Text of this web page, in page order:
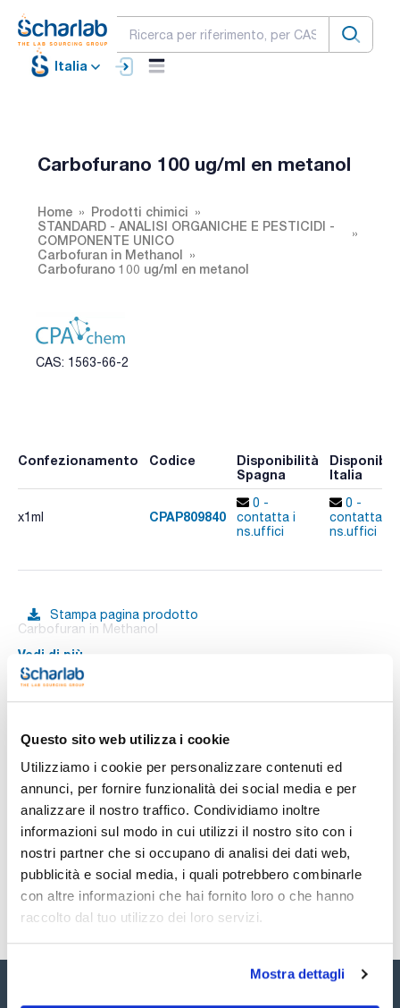
Questo sito web utilizza i cookie
Utilizziamo i cookie per personalizzare contenuti ed
annunci, per fornire funzionalità dei social media e per
analizzare il nostro traffico. Condividiamo inoltre
informazioni sul modo in cui utilizzi il nostro sito con i
nostri partner che si occupano di analisi dei dati web,
pubblicità e social media, i quali potrebbero combinarle
con altre informazioni che hai fornito loro o che hanno
raccolto dal tuo utilizzo dei loro servizi.
Mostra dettagli
Italia
Carbofurano 100 ug/ml en metanol
Home
Prodotti chimici
STANDARD - ANALISI ORGANICHE E PESTICIDI -
COMPONENTE UNICO
Carbofuran in Methanol
Carbofurano 100 ug/ml en metanol
CAS: 1563-66-2
Confezionamento Codice
Disponibilità
Spagna
Italia
x1ml CPAP809840
0 -
contatta i
ns.uffici
0 -
contatta i
ns.uffici
Stampa pagina prodotto
Carbofuran in Methanol
Vedi di più
Documentazione tecnica
TDS / Scheda tecnica
Registrati per i download
Registrati per i download
Sicurezza
Registrati per i download